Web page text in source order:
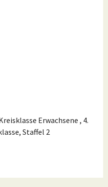
Erwachsene , 4.
Staffel 2